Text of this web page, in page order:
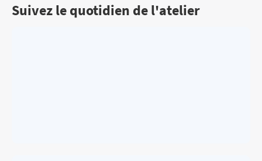
Suivez le quotidien de l'atelier